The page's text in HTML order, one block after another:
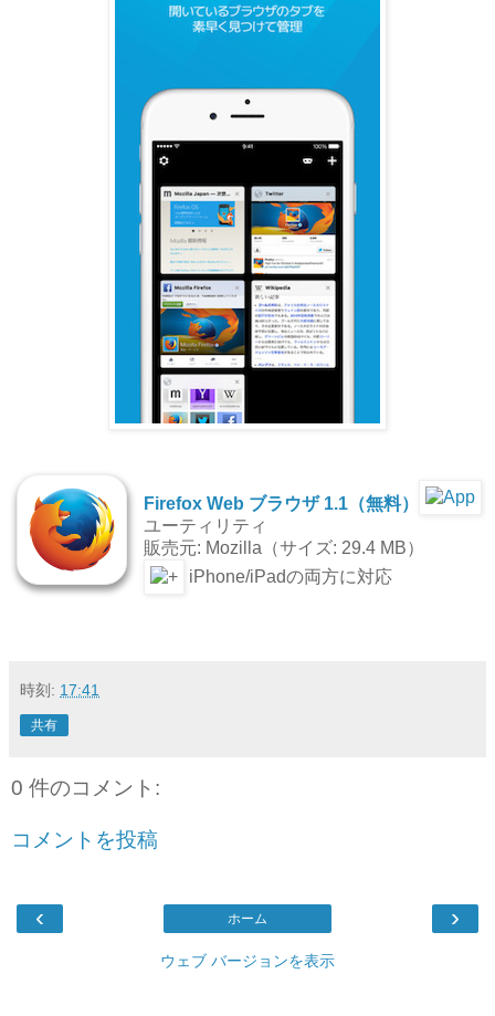
Firefox Web ブラウザ 1.1（無料）
ユーティリティ
販売元: Mozilla（サイズ: 29.4 MB）
iPhone/iPadの両方に対応
時刻: 17:41
共有
0 件のコメント:
コメントを投稿
‹ ›
ホーム
ウェブ バージョンを表示